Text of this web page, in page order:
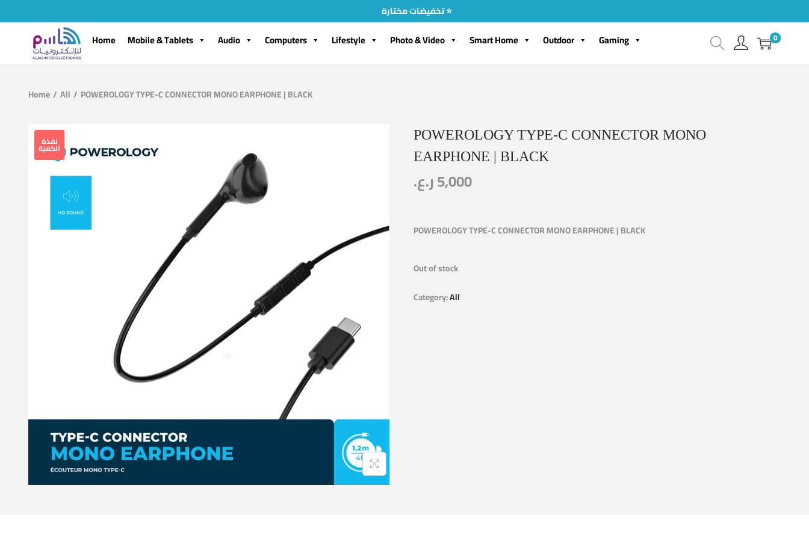
تخفيضات مختارة ⭐
Home Mobile & Tablets Audio Computers Lifestyle Photo & Video Smart Home Outdoor Gaming 0
Home/ All / POWEROLOGY TYPE-C CONNECTOR MONO EARPHONE | BLACK
نفذة
الكمية
POWEROLOGY TYPE-C CONNECTOR MONO
EARPHONE | BLACK
5,000ر.ع.
POWEROLOGY TYPE-C CONNECTOR MONO EARPHONE | BLACK
Out of stock
Category:All